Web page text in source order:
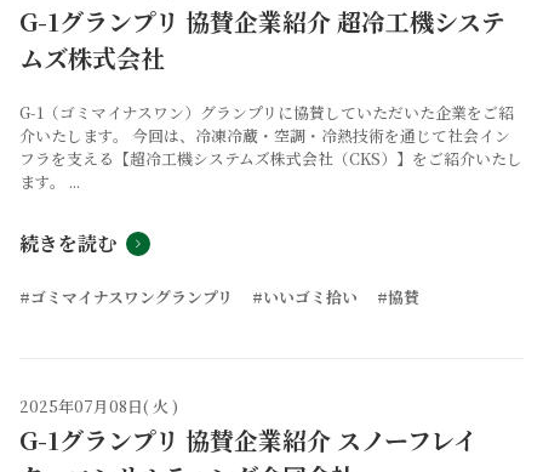
G-1グランプリ 協賛企業紹介 超冷工機システ
ムズ株式会社
G-1（ゴミマイナスワン）グランプリに協賛していただいた企業をご紹
介いたします。 今回は、冷凍冷蔵・空調・冷熱技術を通じて社会イン
フラを支える【超冷工機システムズ株式会社（CKS）】をご紹介いたし
ます。 ...
続きを読む
#ゴミマイナスワングランプリ #いいゴミ拾い #協賛
2025年07月08日( 火 )
G-1グランプリ 協賛企業紹介 スノーフレイ